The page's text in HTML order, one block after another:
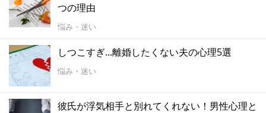
つの理由
悩み・迷い
しつこすぎ...離婚したくない夫の心理5選
悩み・迷い
彼氏が浮気相手と別れてくれない！男性心理と